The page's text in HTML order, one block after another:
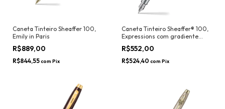
Caneta Tinteiro Sheaffer 100,
Emily in Paris
R$889,00
R$844,55com Pix
Caneta Tinteiro Sheaffer® 100,
Expressions com gradiente
perolado azul e roxo - Sheaffer
R$552,00
R$524,40 com Pix